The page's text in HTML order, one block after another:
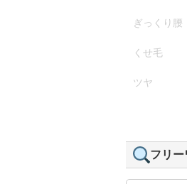
ぎっくり腰
くせ毛
ツヤ
フリー